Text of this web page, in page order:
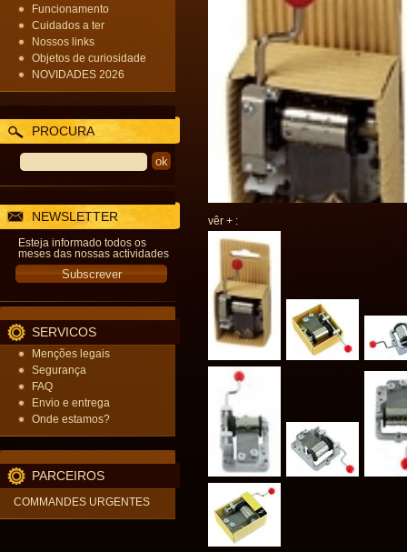
Funcionamento
Cuidados a ter
Nossos links
Objetos de curiosidade
NOVIDADES 2026
PROCURA
NEWSLETTER
Esteja informado todos os
meses das nossas actividades
SERVICOS
Menções legais
Segurança
FAQ
Envio e entrega
Onde estamos?
PARCEIROS
COMMANDES URGENTES
vêr + :